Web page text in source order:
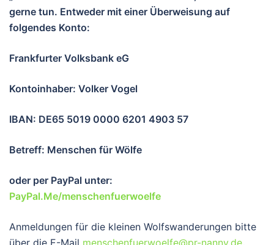
gerne tun. Entweder mit einer Überweisung auf
folgendes Konto:
Frankfurter Volksbank eG
Kontoinhaber: Volker Vogel
IBAN: DE65 5019 0000 6201 4903 57
Betreff: Menschen für Wölfe
oder per PayPal unter:
PayPal.Me/menschenfuerwoelfe
Anmeldungen für die kleinen Wolfswanderungen bitte
über die E-Mail menschenfuerwoelfe@pr-nanny.de,